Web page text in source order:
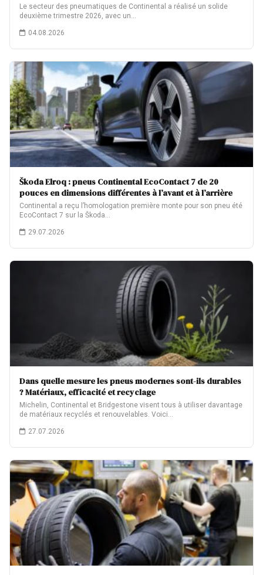
Le secteur des pneumatiques de Continental a réalisé un solide
deuxième trimestre 2026, avec un…
04.08.2026
Škoda Elroq : pneus Continental EcoContact 7 de 20
pouces en dimensions différentes à l’avant et à l’arrière
Continental a reçu l’homologation première monte pour son pneu été
EcoContact 7 sur la Škoda…
29.07.2026
Dans quelle mesure les pneus modernes sont-ils durables
? Matériaux, efficacité et recyclage
Michelin, Continental et Bridgestone visent tous à utiliser davantage
de matériaux recyclés et renouvelables. Voici…
27.07.2026